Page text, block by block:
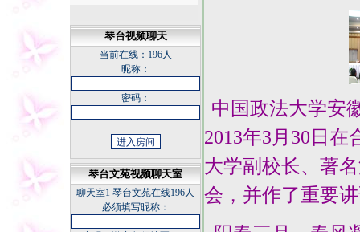
琴台视频聊天
当前在线： 196人
昵称：
密码：
琴台文苑视频聊天室
聊天室1 琴台文苑在线196人
必须填写昵称：
中国政法大学安
2013年3月30日
大学副校长、著
会，并作了重要